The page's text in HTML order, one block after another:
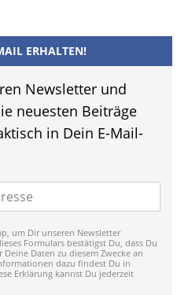
ERHALTEN!
Newsletter und
neuesten Beiträge
in Dein E-Mail-
um Dir unseren Newsletter
Formulars bestätigst Du, dass Du
Daten zu diesem Zwecke an
dazu findest Du in
Erklärung kannst Du jederzeit